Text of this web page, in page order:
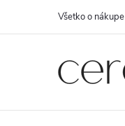
Všetko o nákupe